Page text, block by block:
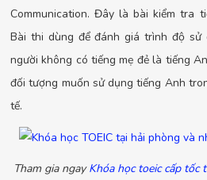
Communication. Đây là bài kiểm tra
Bài thi dùng để đánh giá trình độ sử
người không có tiếng mẹ đẻ là tiếng
đối tượng muốn sử dụng tiếng Anh
tế.
Tham gia ngayKhóa học toeic cấp tốc